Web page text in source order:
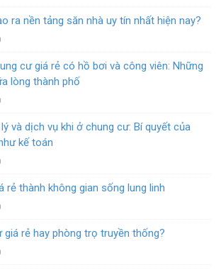
ra nền tảng săn nhà uy tín nhất hiện nay?
cư giá rẻ có hồ bơi và công viên: Những
lòng thành phố
và dịch vụ khi ở chung cư: Bí quyết của
kế toán
rẻ thành không gian sống lung linh
giá rẻ hay phòng trọ truyền thống?